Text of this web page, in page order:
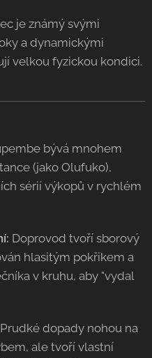
je známý svými
a dynamickými
velkou fyzickou kondici.
bývá mnohem
(jako Olufuko),
sérií výkopů v rychlém
Doprovod tvoří sborový
hlasitým pokřikem a
v kruhu, aby "vydal
Prudké dopady nohou na
ale tvoří vlastní